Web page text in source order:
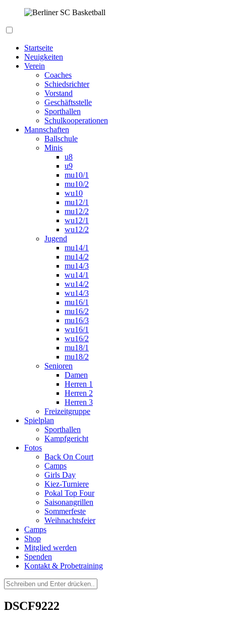
springen
Startseite
Neuigkeiten
Verein
Coaches
Schiedsrichter
Vorstand
Geschäftsstelle
Sporthallen
Schulkooperationen
Mannschaften
Ballschule
Minis
u8
u9
mu10/1
mu10/2
wu10
mu12/1
mu12/2
wu12/1
wu12/2
Jugend
mu14/1
mu14/2
mu14/3
wu14/1
wu14/2
wu14/3
mu16/1
mu16/2
mu16/3
wu16/1
wu16/2
mu18/1
mu18/2
Senioren
Damen
Herren 1
Herren 2
Herren 3
Freizeitgruppe
Spielplan
Sporthallen
Kampfgericht
Fotos
Back On Court
Camps
Girls Day
Kiez-Turniere
Pokal Top Four
Saisonangrillen
Sommerfeste
Weihnachtsfeier
Camps
Shop
Mitglied werden
Spenden
Kontakt & Probetraining
Suchen
nach:
DSCF9222